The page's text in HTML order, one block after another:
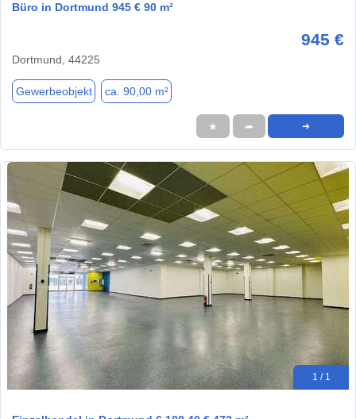
Büro in Dortmund 945 € 90 m²
945 €
Dortmund, 44225
Gewerbeobjekt ca. 90,00 m²
★ ➦ ➜
1 / 1